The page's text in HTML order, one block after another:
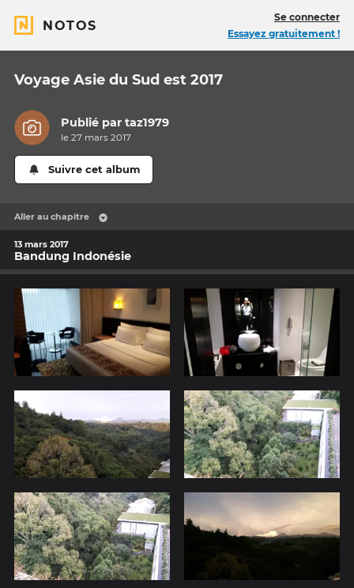
NOTOS
Se connecter
Essayez gratuitement !
Voyage Asie du Sud est 2017
Publié partaz1979
le 27 mars 2017
Suivre cet album
Aller au chapitre
13 mars 2017
Bandung Indonésie